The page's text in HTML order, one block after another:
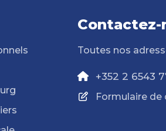
Contactez-
Toutes nos
+352 2 6543
Formulaire de